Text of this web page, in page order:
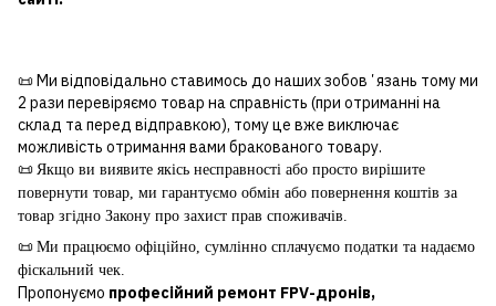
📜 Ми відповідально ставимось до наших зобовʼязань тому ми
2 рази перевіряємо товар на справність (при отриманні на
склад та перед відправкою), тому це вже виключає
можливість отримання вами бракованого товару.
📜 Якщо ви виявите якісь несправності або просто вирішите
повернути товар, ми гарантуємо обмін або повернення коштів за
товар згідно Закону про захист прав споживачів.
📜 Ми працюємо офіційно, сумлінно сплачуємо податки та надаємо
фіскальний чек.
Пропонуємо професійний ремонт FPV-дронів,